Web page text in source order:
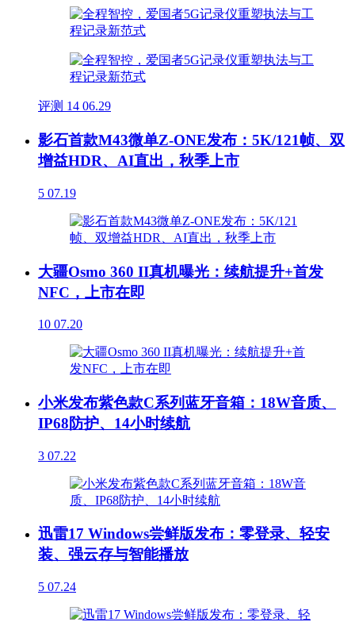
评测 14 06.29
影石首款M43微单Z-ONE发布：5K/121帧、双
增益HDR、AI直出，秋季上市
5 07.19
大疆Osmo 360 II真机曝光：续航提升+首发
NFC，上市在即
10 07.20
小米发布紫色款C系列蓝牙音箱：18W音质、
IP68防护、14小时续航
3 07.22
迅雷17 Windows尝鲜版发布：零登录、轻安
装、强云存与智能播放
5 07.24